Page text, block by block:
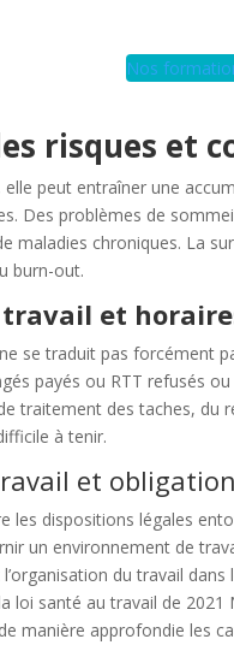
Nos
risques et
elle peut entraîner une
Des problèmes de
maladies chroniques. La
burn-out.
travail et
se traduit pas forcément
payés ou RTT refusés
traitement des taches, du
à tenir.
et
les dispositions légales
un environnement de
du travail dans
loi santé au travail de
manière approfondie les